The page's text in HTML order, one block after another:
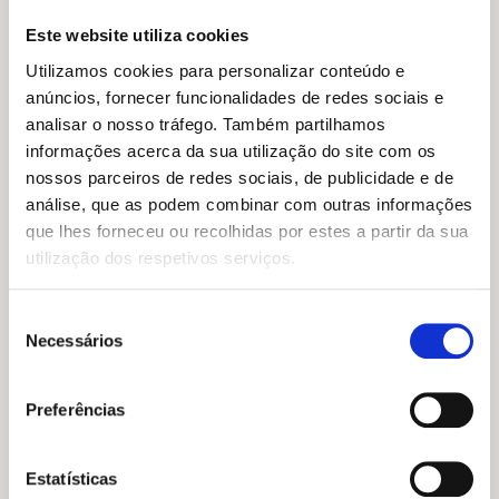
Este website utiliza cookies
Utilizamos cookies para personalizar conteúdo e
anúncios, fornecer funcionalidades de redes sociais e
analisar o nosso tráfego. Também partilhamos
informações acerca da sua utilização do site com os
nossos parceiros de redes sociais, de publicidade e de
análise, que as podem combinar com outras informações
que lhes forneceu ou recolhidas por estes a partir da sua
utilização dos respetivos serviços.
Necessários
Preferências
Estatísticas
Do mesmo autor